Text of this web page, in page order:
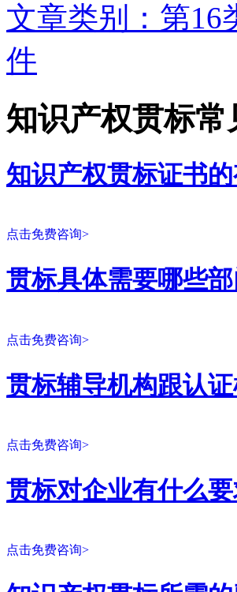
文章类别：第16
件
知识产权贯标
知识产权贯标证书
点击免费咨询>
贯标具体需要哪些
点击免费咨询>
贯标辅导机构跟认
点击免费咨询>
贯标对企业有什么要
点击免费咨询>